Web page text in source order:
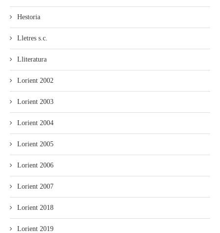
Hestoria
Lletres s.c.
Lliteratura
Lorient 2002
Lorient 2003
Lorient 2004
Lorient 2005
Lorient 2006
Lorient 2007
Lorient 2018
Lorient 2019